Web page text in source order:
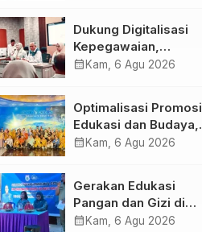
Dukung Digitalisasi
Kepegawaian,
DPMPTSP Sulbar Siap
calendar_month Kam, 6 Agu 2026
Optimalisasi Promosi
Edukasi dan Budaya,
Anjungan Provinsi
Bersama Sky World
TMII
calendar_month Kam, 6 Agu 2026
Gerakan Edukasi
Pangan dan Gizi di
Mamasa: Tingkatkan
calendar_month Kam, 6 Agu 2026